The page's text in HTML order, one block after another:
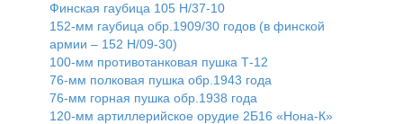
Финская гаубица 105 H/37-10
152-мм гаубица обр.1909/30 годов (в финской
армии – 152 H/09-30)
100-мм противотанковая пушка Т-12
76-мм полковая пушка обр.1943 года
76-мм горная пушка обр.1938 года
120-мм артиллерийское орудие 2Б16 «Нона-К»